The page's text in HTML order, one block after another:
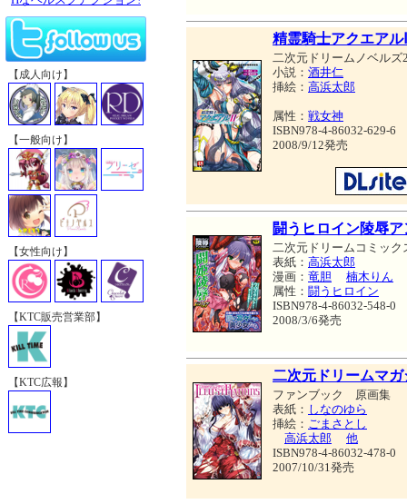
【成人向け】
【一般向け】
【女性向け】
【KTC販売営業部】
【KTC広報】
精霊騎士アクエア
二次元ドリームノベルズ
小説： 酒井仁
挿絵： 高浜太郎
属性： 戦女神
ISBN978-4-86032-629-6
2008/9/12発売
闘うヒロイン陵辱
二次元ドリームコミック
表紙： 高浜太郎
漫画： 竜胆
楠木りん
属性： 闘うヒロイン
ISBN978-4-86032-548-0
2008/3/6発売
二次元ドリームマ
ファンブック 原画集
表紙： しなのゆら
挿絵： ごまさとし
高浜太郎
他
ISBN978-4-86032-478-0
2007/10/31発売